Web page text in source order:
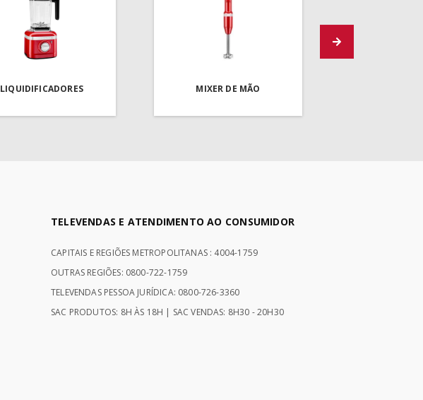
LIQUIDIFICADORES MIXER DE MÃO
TELEVENDAS E ATENDIMENTO AO CONSUMIDOR
CAPITAIS E REGIÕES METROPOLITANAS : 4004-1759
OUTRAS REGIÕES: 0800-722-1759
TELEVENDAS PESSOA JURÍDICA: 0800-726-3360
SAC PRODUTOS: 8H ÀS 18H | SAC VENDAS: 8H30 - 20H30